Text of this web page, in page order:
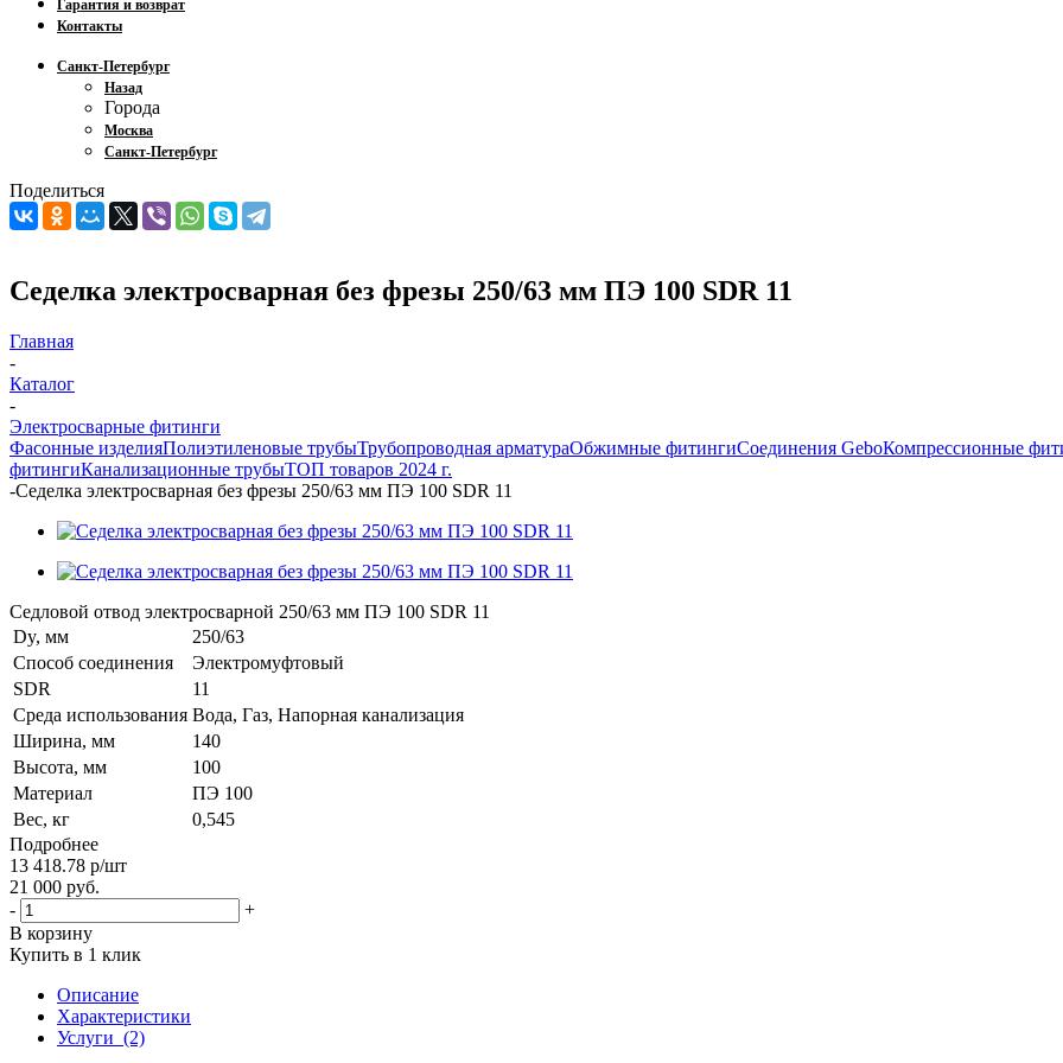
Гарантия и возврат
Контакты
Санкт-Петербург
Назад
Города
Москва
Санкт-Петербург
Поделиться
Седелка электросварная без фрезы 250/63 мм ПЭ 100 SDR 11
Главная
-
Каталог
-
Электросварные фитинги
Фасонные изделияПолиэтиленовые трубыТрубопроводная арматураОбжимные фитингиСоединения GeboКомпрессионные
фитингиКанализационные трубыТОП товаров 2024 г.
-Седелка электросварная без фрезы 250/63 мм ПЭ 100 SDR 11
Седловой отвод электросварной 250/63 мм ПЭ 100 SDR 11
Dy, мм
250/63
Способ соединения
Электромуфтовый
SDR
11
Среда использования Вода, Газ, Напорная канализация
Ширина, мм
140
Высота, мм
100
Материал
ПЭ 100
Вес, кг
0,545
Подробнее
13 418.78 р/шт
21 000 руб.
-
+
В корзину
Купить в 1 клик
Описание
Характеристики
Услуги (2)